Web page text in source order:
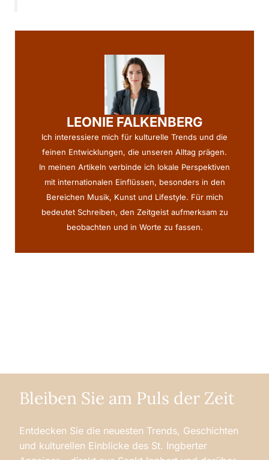
LEONIE FALKENBERG
Ich interessiere mich für kulturelle Trends und die
feinen Entwicklungen, die unseren Alltag prägen.
In meinen Artikeln verbinde ich lokale Perspektiven
mit internationalen Einflüssen, besonders in den
Bereichen Musik, Kunst und Lifestyle. Für mich
bedeutet Schreiben, den Zeitgeist aufmerksam zu
beobachten und in Worte zu fassen.
Bleiben Sie am Puls der Zeit
Entdecken Sie die neuesten Trends, Geschichten
und kulturellen Einblicke des St. Ingberter